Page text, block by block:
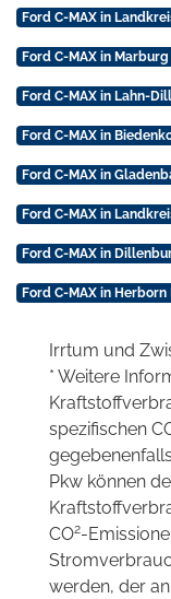
Ford C-MAX in
Ford C-MAX in
Ford C-MAX in Lahn-
Ford C-MAX in
Ford C-MAX in
Ford C-MAX in
Ford C-MAX in
Ford C-MAX in
Irrtum und
* Weitere
spezifischen
Pkw können
CO2-
werden, der